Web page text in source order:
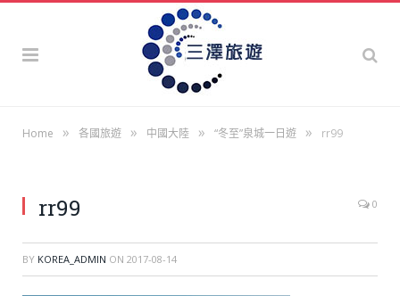
Home » 各國旅遊 » 中國大陸 » “冬至”泉城一日遊 » rr99
rr99 0
BY KOREA_ADMIN ON 2017-08-14